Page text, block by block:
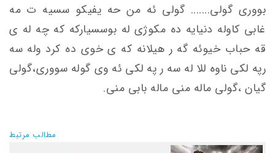
بووری گولی....... گولی ئه من حه یفیکو سسيه ت مه
غابی كاوله دنيايه ده مکوژی له بوسسیارکه که چه له ی
قه حباب خيوئه گه ر هيلانه که ی خوی ده کرد وله سه
رپه لکی ناوه للا له سه ر په لکی ئه وی گوله سووری،گولی
گیان ،گولی ماله منی ماله بابی منی.
مطالب مرتبط